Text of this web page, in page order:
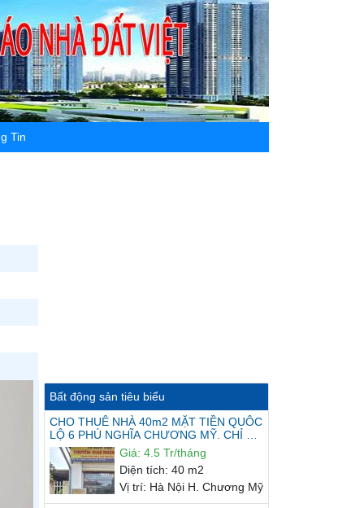
Tin
Bất động sản tiêu biểu
CHO THUÊ NHÀ 40m2 MẶT TIỀN QUÔC
LỘ 6 PHÚ NGHĨA CHƯƠNG MỸ. CHỈ 4.5
TRIỆU/THÁNGGiá: 4.5 Tr/tháng
Diện tích: 40 m2
Vị trí: Hà Nội H. Chương Mỹ